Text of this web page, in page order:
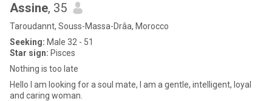
Assine, 35
Taroudannt, Souss-Massa-Drâa, Morocco
Seeking: Male 32 - 51
Star sign: Pisces
Nothing is too late
Hello I am looking for a soul mate, I am a gentle, intelligent, loyal
and caring woman.